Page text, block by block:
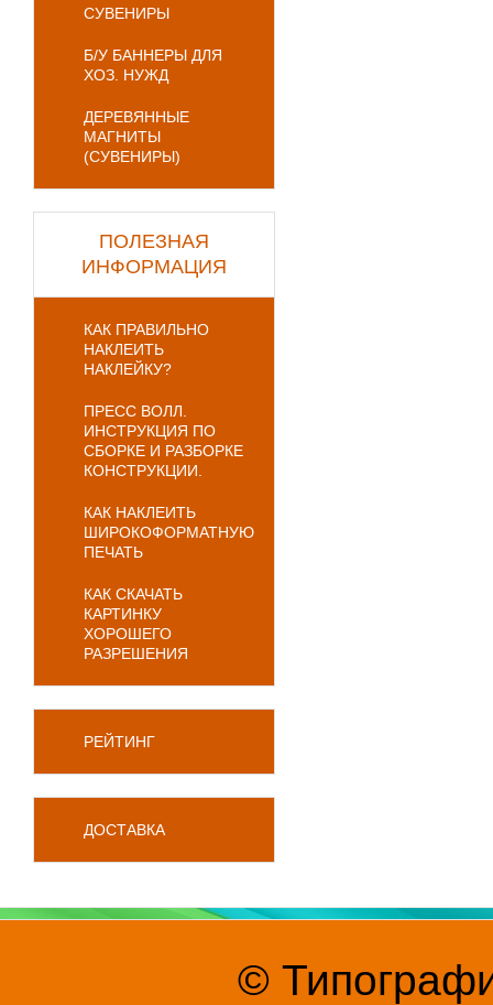
СУВЕНИРЫ
Б/У БАННЕРЫ ДЛЯ
ХОЗ. НУЖД
ДЕРЕВЯННЫЕ
МАГНИТЫ
(СУВЕНИРЫ)
ПОЛЕЗНАЯ
ИНФОРМАЦИЯ
КАК ПРАВИЛЬНО
НАКЛЕИТЬ
НАКЛЕЙКУ?
ПРЕСС ВОЛЛ.
ИНСТРУКЦИЯ ПО
СБОРКЕ И РАЗБОРКЕ
КОНСТРУКЦИИ.
КАК НАКЛЕИТЬ
ШИРОКОФОРМАТНУЮ
ПЕЧАТЬ
КАК СКАЧАТЬ
КАРТИНКУ
ХОРОШЕГО
РАЗРЕШЕНИЯ
РЕЙТИНГ
ДОСТАВКА
©